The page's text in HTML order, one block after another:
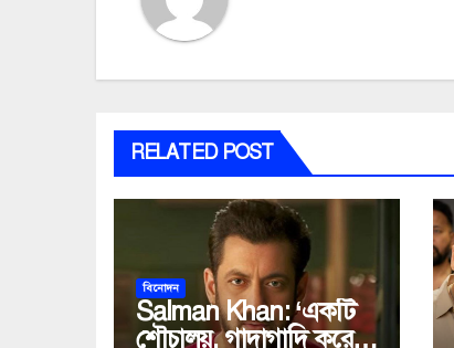
RELATED POST
বিনোদন
Salman Khan: ‘একটি
শৌচালয়, গাদাগাদি করে